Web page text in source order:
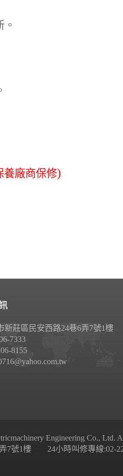
養廠商保修)
新莊區民安西路24巷6弄7號1樓
7333
8155
Engineering Co., Ltd.
7號1樓 24小時叫修專線:02-